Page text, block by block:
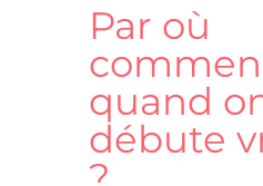
Par où
quand
débute